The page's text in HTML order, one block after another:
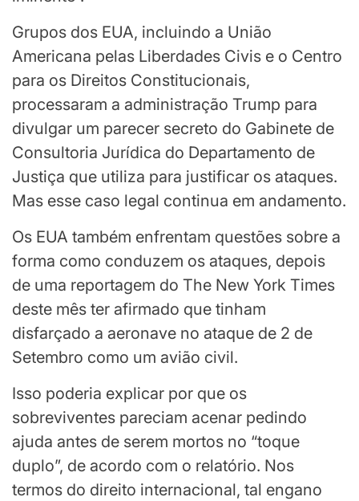
Grupos dos EUA, incluindo a União
Americana pelas Liberdades Civis e o Centro
para os Direitos Constitucionais,
processaram a administração Trump para
divulgar um parecer secreto do Gabinete de
Consultoria Jurídica do Departamento de
Justiça que utiliza para justificar os ataques.
Mas esse caso legal continua em andamento.
Os EUA também enfrentam questões sobre a
forma como conduzem os ataques, depois
de uma reportagem do The New York Times
deste mês ter afirmado que tinham
disfarçado a aeronave no ataque de 2 de
Setembro como um avião civil.
Isso poderia explicar por que os
sobreviventes pareciam acenar pedindo
ajuda antes de serem mortos no “toque
duplo”, de acordo com o relatório. Nos
termos do direito internacional, tal engano